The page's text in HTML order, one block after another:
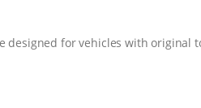
designed for vehicles with original